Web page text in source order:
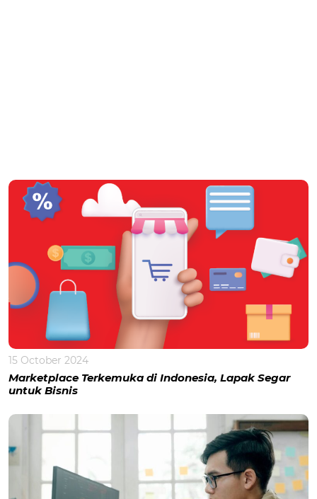
15 October 2024
Marketplace Terkemuka di Indonesia, Lapak Segar
untuk Bisnis